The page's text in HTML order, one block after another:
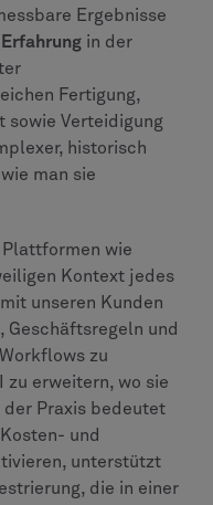
Ergebnisse
in der
Fertigung,
Verteidigung
historisch
man sie
Plattformen wie
Kontext jedes
unseren Kunden
Geschäftsregeln und
zu
erweitern, wo sie
Praxis bedeutet
und
unterstützt
die in einer